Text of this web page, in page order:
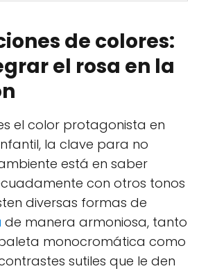
de colores:
el rosa en la
el color protagonista en
la clave para no
está en saber
con otros tonos
diversas formas de
de manera armoniosa, tanto
monocromática como
sutiles que le den